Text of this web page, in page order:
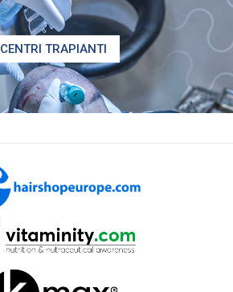
CENTRI TRAPIANTI